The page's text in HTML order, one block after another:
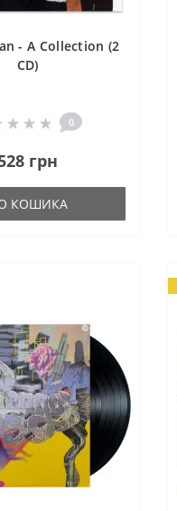
- A Collection (2
CD)
0
грн
КОШИКА